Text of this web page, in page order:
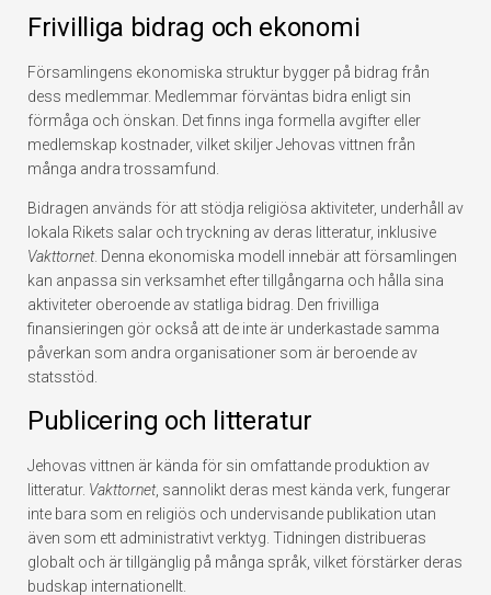
Frivilliga bidrag och ekonomi
Församlingens ekonomiska struktur bygger på bidrag från
dess medlemmar. Medlemmar förväntas bidra enligt sin
förmåga och önskan. Det finns inga formella avgifter eller
medlemskap kostnader, vilket skiljer Jehovas vittnen från
många andra trossamfund.
Bidragen används för att stödja religiösa aktiviteter, underhåll av
lokala Rikets salar och tryckning av deras litteratur, inklusive
Vakttornet. Denna ekonomiska modell innebär att församlingen
kan anpassa sin verksamhet efter tillgångarna och hålla sina
aktiviteter oberoende av statliga bidrag. Den frivilliga
finansieringen gör också att de inte är underkastade samma
påverkan som andra organisationer som är beroende av
statsstöd.
Publicering och litteratur
Jehovas vittnen är kända för sin omfattande produktion av
litteratur. Vakttornet, sannolikt deras mest kända verk, fungerar
inte bara som en religiös och undervisande publikation utan
även som ett administrativt verktyg. Tidningen distribueras
globalt och är tillgänglig på många språk, vilket förstärker deras
budskap internationellt.